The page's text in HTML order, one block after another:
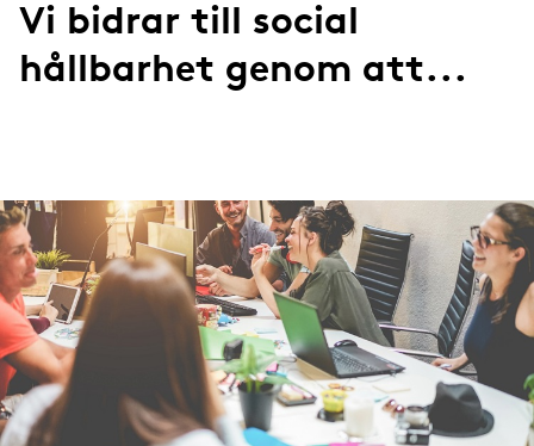
Vi bidrar till social
hållbarhet genom att...